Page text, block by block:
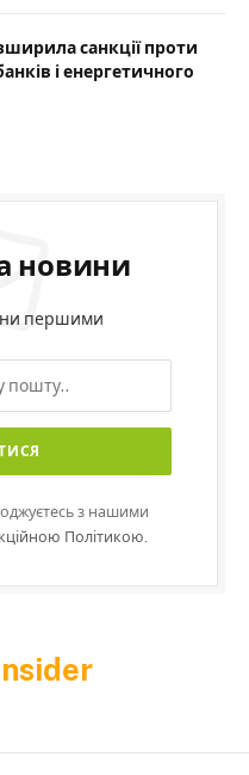
санкції проти
і енергетичного
новини
першими
з нашими
Політикою.